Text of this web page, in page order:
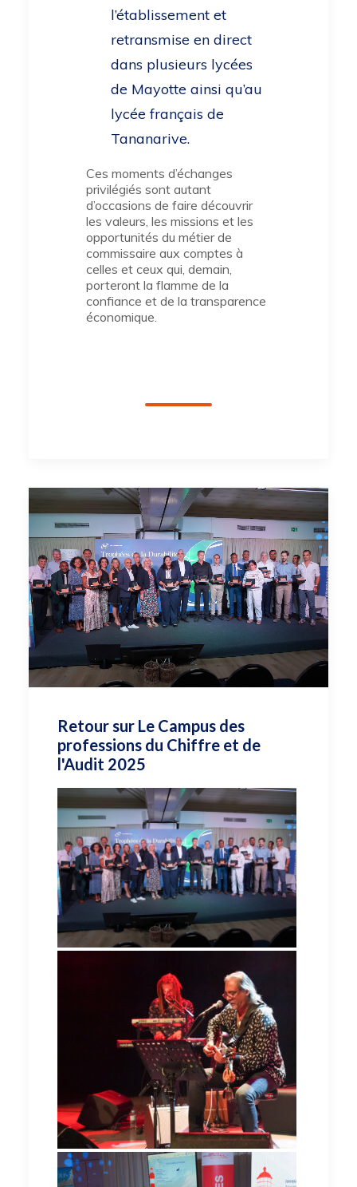
l’établissement et
retransmise en direct
dans plusieurs lycées
de Mayotte ainsi qu’au
lycée français de
Tananarive.
Ces moments d’échanges
privilégiés sont autant
d’occasions de faire découvrir
les valeurs, les missions et les
opportunités du métier de
commissaire aux comptes à
celles et ceux qui, demain,
porteront la flamme de la
confiance et de la transparence
économique.
Retour sur Le Campus des
professions du Chiffre et de
l'Audit 2025